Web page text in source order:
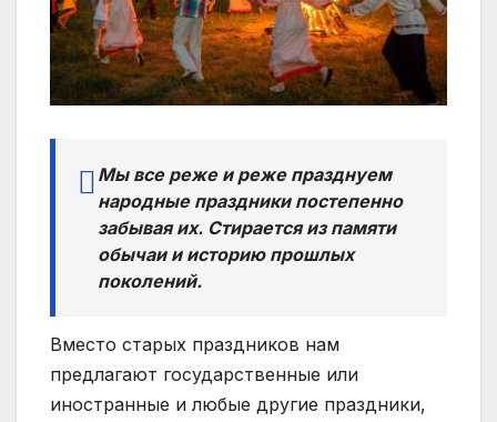
Мы все реже и реже празднуем
народные праздники постепенно
забывая их. Стирается из памяти
обычаи и историю прошлых
поколений.
Вместо старых праздников нам
предлагают государственные или
иностранные и любые другие праздники,